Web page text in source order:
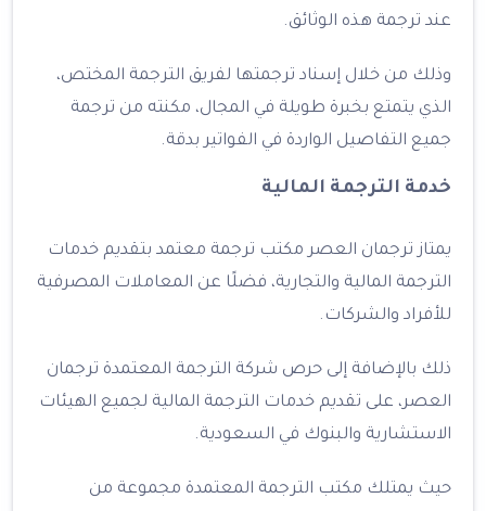
عند ترجمة هذه الوثائق.
وذلك من خلال إسناد ترجمتها لفريق الترجمة المختص،
الذي يتمتع بخبرة طويلة في المجال، مكنته من ترجمة
جميع التفاصيل الواردة في الفواتير بدقة.
خدمة الترجمة المالية
يمتاز ترجمان العصر مكتب ترجمة معتمد بتقديم خدمات
الترجمة المالية والتجارية، فضلًا عن المعاملات المصرفية
للأفراد والشركات.
ذلك بالإضافة إلى حرص شركة الترجمة المعتمدة ترجمان
العصر، على تقديم خدمات الترجمة المالية لجميع الهيئات
الاستشارية والبنوك في السعودية.
حيث يمتلك مكتب الترجمة المعتمدة مجموعة من